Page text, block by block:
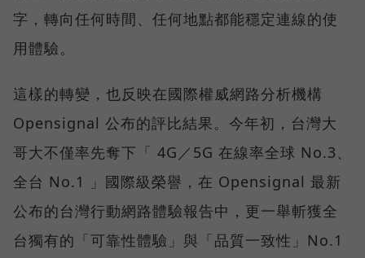
字，轉向任何時間、任何地點都能穩定連線的使
用體驗。
這樣的轉變，也反映在國際權威網路分析機構
Opensignal 公布的評比結果。今年初，台灣大
哥大不僅率先奪下「 4G／5G 在線率全球 No.3、
全台 No.1 」國際級榮譽，在 Opensignal 最新
公布的台灣行動網路體驗報告中，更一舉斬獲全
台獨有的「可靠性體驗」與「品質一致性」No.1